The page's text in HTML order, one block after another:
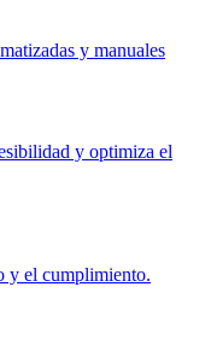
y manuales
y optimiza el
y el cumplimiento.